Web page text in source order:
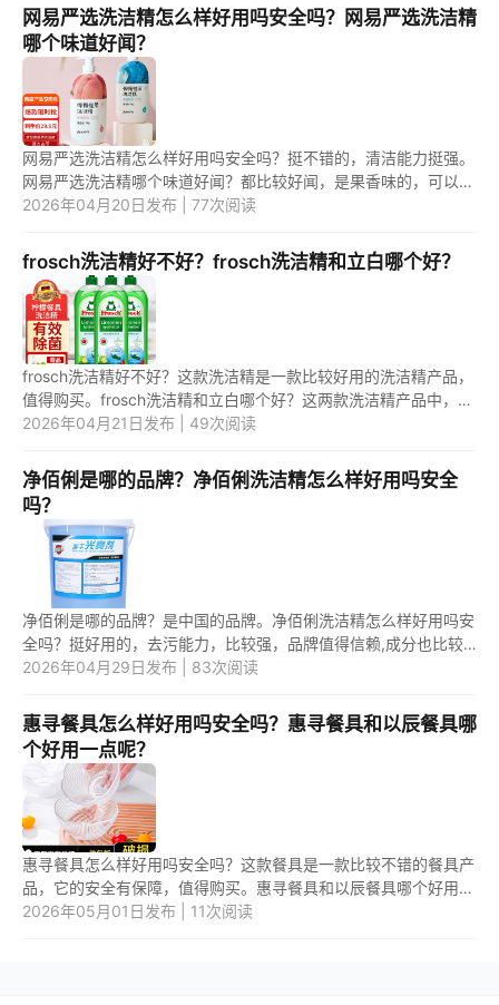
网易严选洗洁精怎么样好用吗安全吗？网易严选洗洁精
哪个味道好闻？
网易严选洗洁精怎么样好用吗安全吗？挺不错的，清洁能力挺强。
网易严选洗洁精哪个味道好闻？都比较好闻，是果香味的，可以选
择，自己喜欢的味道。 1.网易严选洗洁精怎么样好用吗安全吗？
2026年04月20日发布 | 77次阅读
frosch洗洁精好不好？frosch洗洁精和立白哪个好？
frosch洗洁精好不好？这款洗洁精是一款比较好用的洗洁精产品，
值得购买。frosch洗洁精和立白哪个好？这两款洗洁精产品中，可
能是第二款的性价比更高一些。 1.frosch洗洁精好不好？ frosch
2026年04月21日发布 | 49次阅读
净佰俐是哪的品牌？净佰俐洗洁精怎么样好用吗安全
吗？
净佰俐是哪的品牌？是中国的品牌。净佰俐洗洁精怎么样好用吗安
全吗？挺好用的，去污能力，比较强，品牌值得信赖,成分也比较
温和，应该比较安全。 1.净佰俐是哪的品牌？ 净佰俐，是中国的
2026年04月29日发布 | 83次阅读
惠寻餐具怎么样好用吗安全吗？惠寻餐具和以辰餐具哪
个好用一点呢？
惠寻餐具怎么样好用吗安全吗？这款餐具是一款比较不错的餐具产
品，它的安全有保障，值得购买。惠寻餐具和以辰餐具哪个好用一
点呢？这两款餐具产品相比之下，应该是第二款餐具产品更好用一
2026年05月01日发布 | 11次阅读